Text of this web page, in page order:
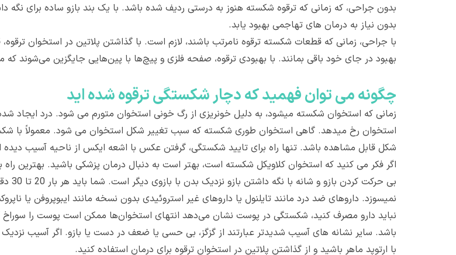
بدون جراحی، که زمانی که ترقوه شکسته هنوز به درستی ردیف شده باشد. با یک بند بازو ساده برای
بدون نیاز به درمان های تهاجمی بهبود یابد.
با جراحی، زمانی که قطعات شکسته ترقوه نامرتب باشند، لازم است. با گذاشتن پلاتین در استخوان
بهبود در جای خود باقی بمانند. با بهبودی ترقوه، صفحه فلزی و پیچ‌ها با پین‌هایی جایگزین می‌شوند که
چگونه می توان فهمید که دچار شکستگی ترقوه شده اید
زمانی که استخوان شکسته میشود، به دلیل خونریزی از رگ خونی استخوان متورم می شود. درد ایجاد
استخوان رخ میدهد. گاهی استخوان طوری شکسته که سبب تغییر شکل استخوان می شود. معمولاً با
شکل قابل مشاهده باشد. تنها راه برای تایید شکستگی، گرفتن عکس با اشعه ایکس از ناحیه آسیب
اگر فکر می کنید که استخوان کلاویکل شکسته است، بهتر است به دنبال درمان پزشکی باشید. بهترین راه
بی
نباید دارو مصرف کنید، شکستگی در پوست نشان می‌دهد انتهای استخوان‌ها ممکن است پوست را
باشد. سایر نشانه های آسیب شدیدتر عبارتند از گزگز، بی حسی یا ضعف در دست یا بازو. اگر آسیب
با ارتوپد ماهر باشید و از گذاشتن پلاتین در استخوان ترقوه برای درمان استفاده کنید.